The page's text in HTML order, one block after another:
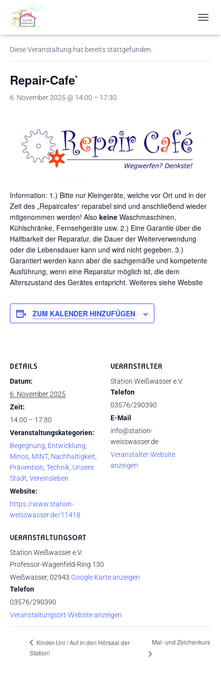
A
G
E
N
« Alle Veranstaltungen
Diese Veranstaltung hat bereits stattgefunden.
Repair-Cafe`
6. November 2025 @ 14:00 – 17:30
Information: 1.) Bitte nur Kleingeräte, welche vor Ort und in der
Zeit des „Repaircafes“ reparabel sind und anschließend wieder
mitgenommen werden! Also keine Waschmaschinen,
Kühlschränke, Fernsehgeräte usw. 2.) Eine Garantie über die
Haltbarkeit der Reparatur, die Dauer der Weiterverwendung
oder die Lebensdauer kann und wird nicht gegeben. 3.)
Garantiert werden kann aber die sachgemäße und kompetente
Ausführung, wenn eine Reparatur möglich ist, die dem
Alterszustand des Gerätes entspricht. Weiteres siehe Website
ZUM KALENDER HINZUFÜGEN
DETAILS
Datum:
6. November 2025
Zeit:
14:00 – 17:30
Veranstaltungskategorien:
Begegnung Entwicklung
Minos MINT, Nachhaltigkeit
Prävention Technik Unsere
Stadt Vereinsleben
Website:
https://www.station-
weisswasser.de/11418
VERANSTALTUNGSORT
Station Weißwasser e.V.
Professor-Wagenfeld-Ring 130
Weißwasser, 02943 Google Karte anzeigen
Telefon
03576/290390
Veranstaltungsort-Website anzeigen
VERANSTALTER
Station Weißwasser e.V.
Telefon
03576/290390
E-Mail
info@station-
weisswasser.de
Veranstalter-Website
anzeigen
Kinder-Uni / Auf in den Hörsaal der
Station!
Mal- und Zeichenkurs